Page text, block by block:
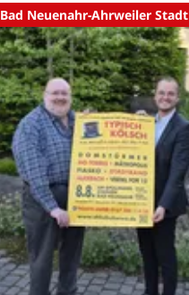
Bad Neuenahr-Ahrweiler Stadt